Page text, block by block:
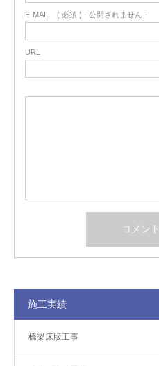
E-MAIL ( 必須 ) - 公開されません -
URL
施工実績
橋梁床版工事